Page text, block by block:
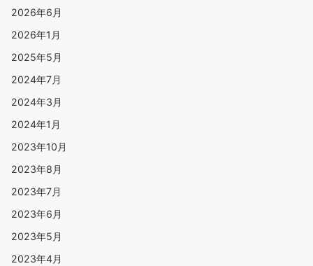
2026年6月
2026年1月
2025年5月
2024年7月
2024年3月
2024年1月
2023年10月
2023年8月
2023年7月
2023年6月
2023年5月
2023年4月